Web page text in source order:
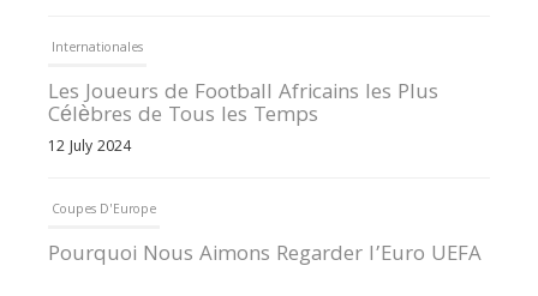
Internationales
Les Joueurs de Football Africains les Plus
Célèbres de Tous les Temps
12 July 2024
Coupes D'Europe
Pourquoi Nous Aimons Regarder l’Euro UEFA